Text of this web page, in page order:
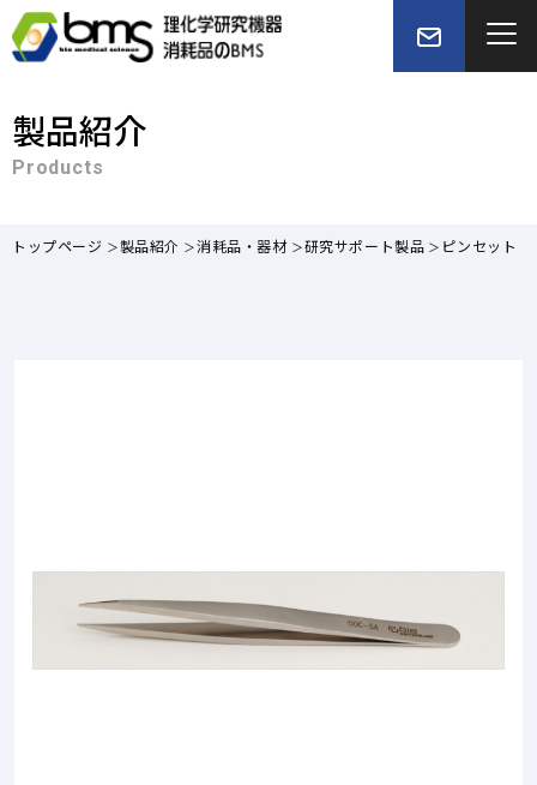
製品紹介
Products
トップページ 製品紹介 消耗品・器材 研究サポート製品 ピンセット